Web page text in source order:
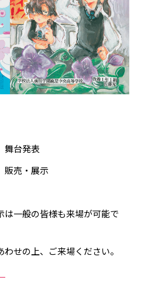
舞台発表
・展示
一般の皆様も来場が可能で
せの上、ご来場ください。